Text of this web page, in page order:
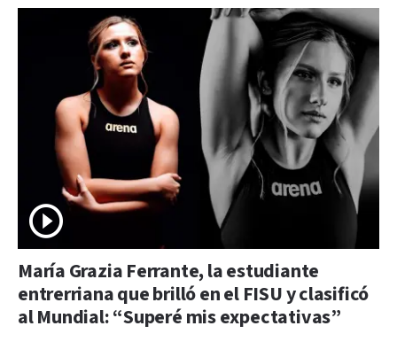
María Grazia Ferrante, la estudiante
entrerriana que brilló en el FISU y clasificó
al Mundial: “Superé mis expectativas”